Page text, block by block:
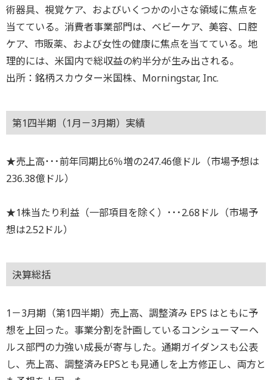
術器具、視覚ケア、およびいくつかの小さな領域に焦点を
当てている。消費者事業部門は、ベビーケア、美容、口腔
ケア、市販薬、および女性の健康に焦点を当てている。地
理的には、米国内で総収益の約半分が生み出される。
出所：銘柄スカウター米国株、Morningstar, Inc.
第1四半期（1月－3月期）実績
★売上高･･･前年同期比6％増の247.46億ドル（市場予想は
236.38億ドル）
★1株当たり利益（一部項目を除く）･･･2.68ドル（市場予
想は2.52ドル）
決算総括
1－3月期（第1四半期）売上高、調整済み EPS はともに予
想を上回った。事業分割を計画しているコンシューマーヘ
ルス部門の力強い成長が寄与した。通期ガイダンスも公表
し、売上高、調整済みEPSとも見通しを上方修正し、両方と